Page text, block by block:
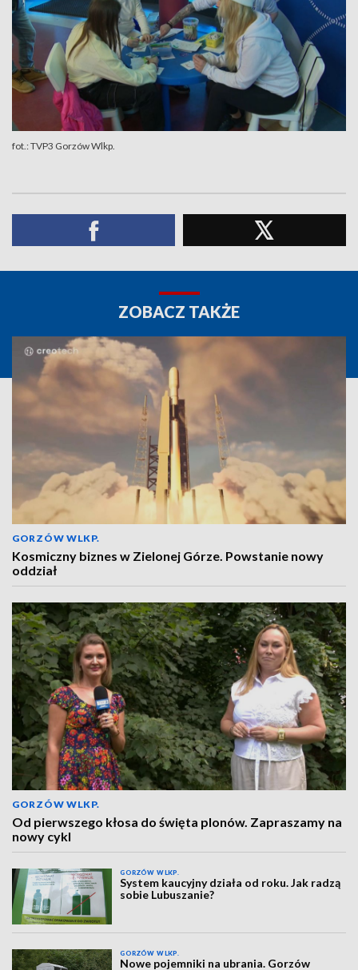
fot.: TVP3 Gorzów Wlkp.
ZOBACZ TAKŻE
GORZÓW WLKP.
Kosmiczny biznes w Zielonej Górze. Powstanie nowy
oddział
GORZÓW WLKP.
Od pierwszego kłosa do święta plonów. Zapraszamy na
nowy cykl
GORZÓW WLKP.
System kaucyjny działa od roku. Jak radzą
sobie Lubuszanie?
GORZÓW WLKP.
Nowe pojemniki na ubrania. Gorzów